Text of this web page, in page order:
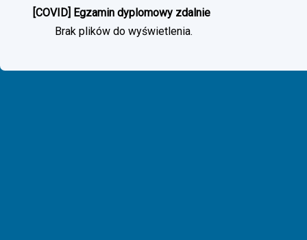
[COVID] Egzamin dyplomowy zdalnie
Brak plików do wyświetlenia.